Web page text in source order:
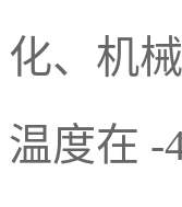
化、机
温度在 -